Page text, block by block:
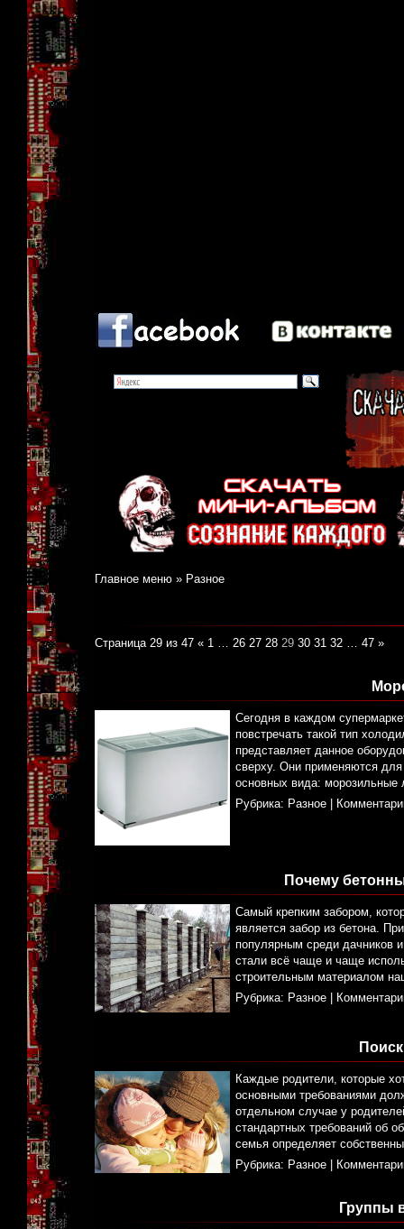
Главное меню » Разное
Страница 29 из 47 « 1 … 26 27 28 29 30 31 32 … 47 »
Сегодня в каждом
повстречать такой тип
представляет данное
сверху. Они применяются
основных вида: морозильные
Рубрика: Разное
Почему
Самый крепким забором,
является забор из бетона.
популярным среди дачников
стали всё чаще и чаще
строительным материалом
Рубрика: Разное
Каждые родители, которые
основными требованиями
отдельном случае у
стандартных требований об
семья определяет
Рубрика: Разное
Группы